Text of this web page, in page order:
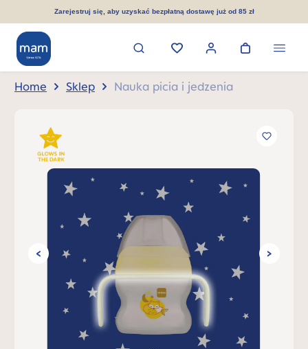
zawartościZarejestruj się, aby uzyskać bezpłatną dostawę już od 85 zł
Home Sklep Nauka picia i jedzenia